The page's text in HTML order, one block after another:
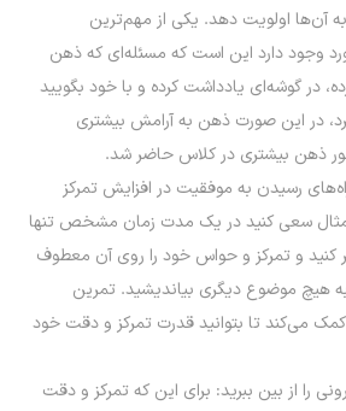
آن‌ها اولویت دهد. یکی از مهم‌ترین
وجود دارد این است که مسئله‌ای که ذهن
در گوشه‌ای یادداشت کرده و با خود بگویید
در این صورت ذهن به آرامش بیشتری
ذهن بیشتری در کلاس حاضر شد.
رسیدن به موفقیت در افزایش تمرکز
سعی کنید در یک مدت زمان مشخص تنها
و تمرکز و حواس خود را روی آن معطوف
هیچ موضوع دیگری بیاندیشید. تمرین
می‌کند تا بتوانید قدرت تمرکز و دقت خود
را از بین ببرید: برای این که تمرکز و دقت